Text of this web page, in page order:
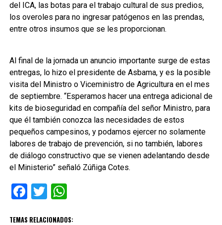
del ICA, las botas para el trabajo cultural de sus predios,
los overoles para no ingresar patógenos en las prendas,
entre otros insumos que se les proporcionan.
Al final de la jornada un anuncio importante surge de estas
entregas, lo hizo el presidente de Asbama, y es la posible
visita del Ministro o Viceministro de Agricultura en el mes
de septiembre. “Esperamos hacer una entrega adicional de
kits de bioseguridad en compañía del señor Ministro, para
que él también conozca las necesidades de estos
pequeños campesinos, y podamos ejercer no solamente
labores de trabajo de prevención, si no también, labores
de diálogo constructivo que se vienen adelantando desde
el Ministerio” señaló Zúñiga Cotes.
Facebook
TwitterWhatsApp
TEMAS RELACIONADOS: